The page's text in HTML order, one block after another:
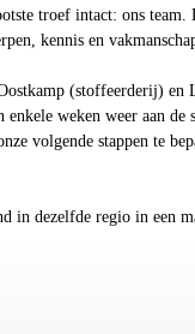
troef intact: ons team.
kennis en
(stoffeerderij) en
weken weer aan de
volgende stappen te
in dezelfde regio in een